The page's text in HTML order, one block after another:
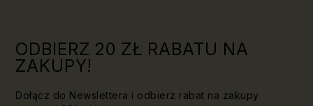
ODBIERZ 20 ZŁ RABATU NA
ZAKUPY!
Dołącz do Newslettera i odbierz rabat na zakupy